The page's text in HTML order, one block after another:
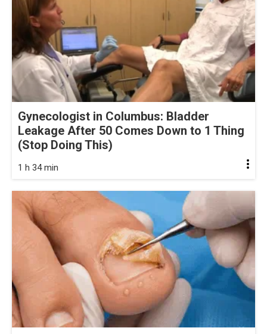
Gynecologist in Columbus: Bladder
Leakage After 50 Comes Down to 1 Thing
(Stop Doing This)
1 h 34 min